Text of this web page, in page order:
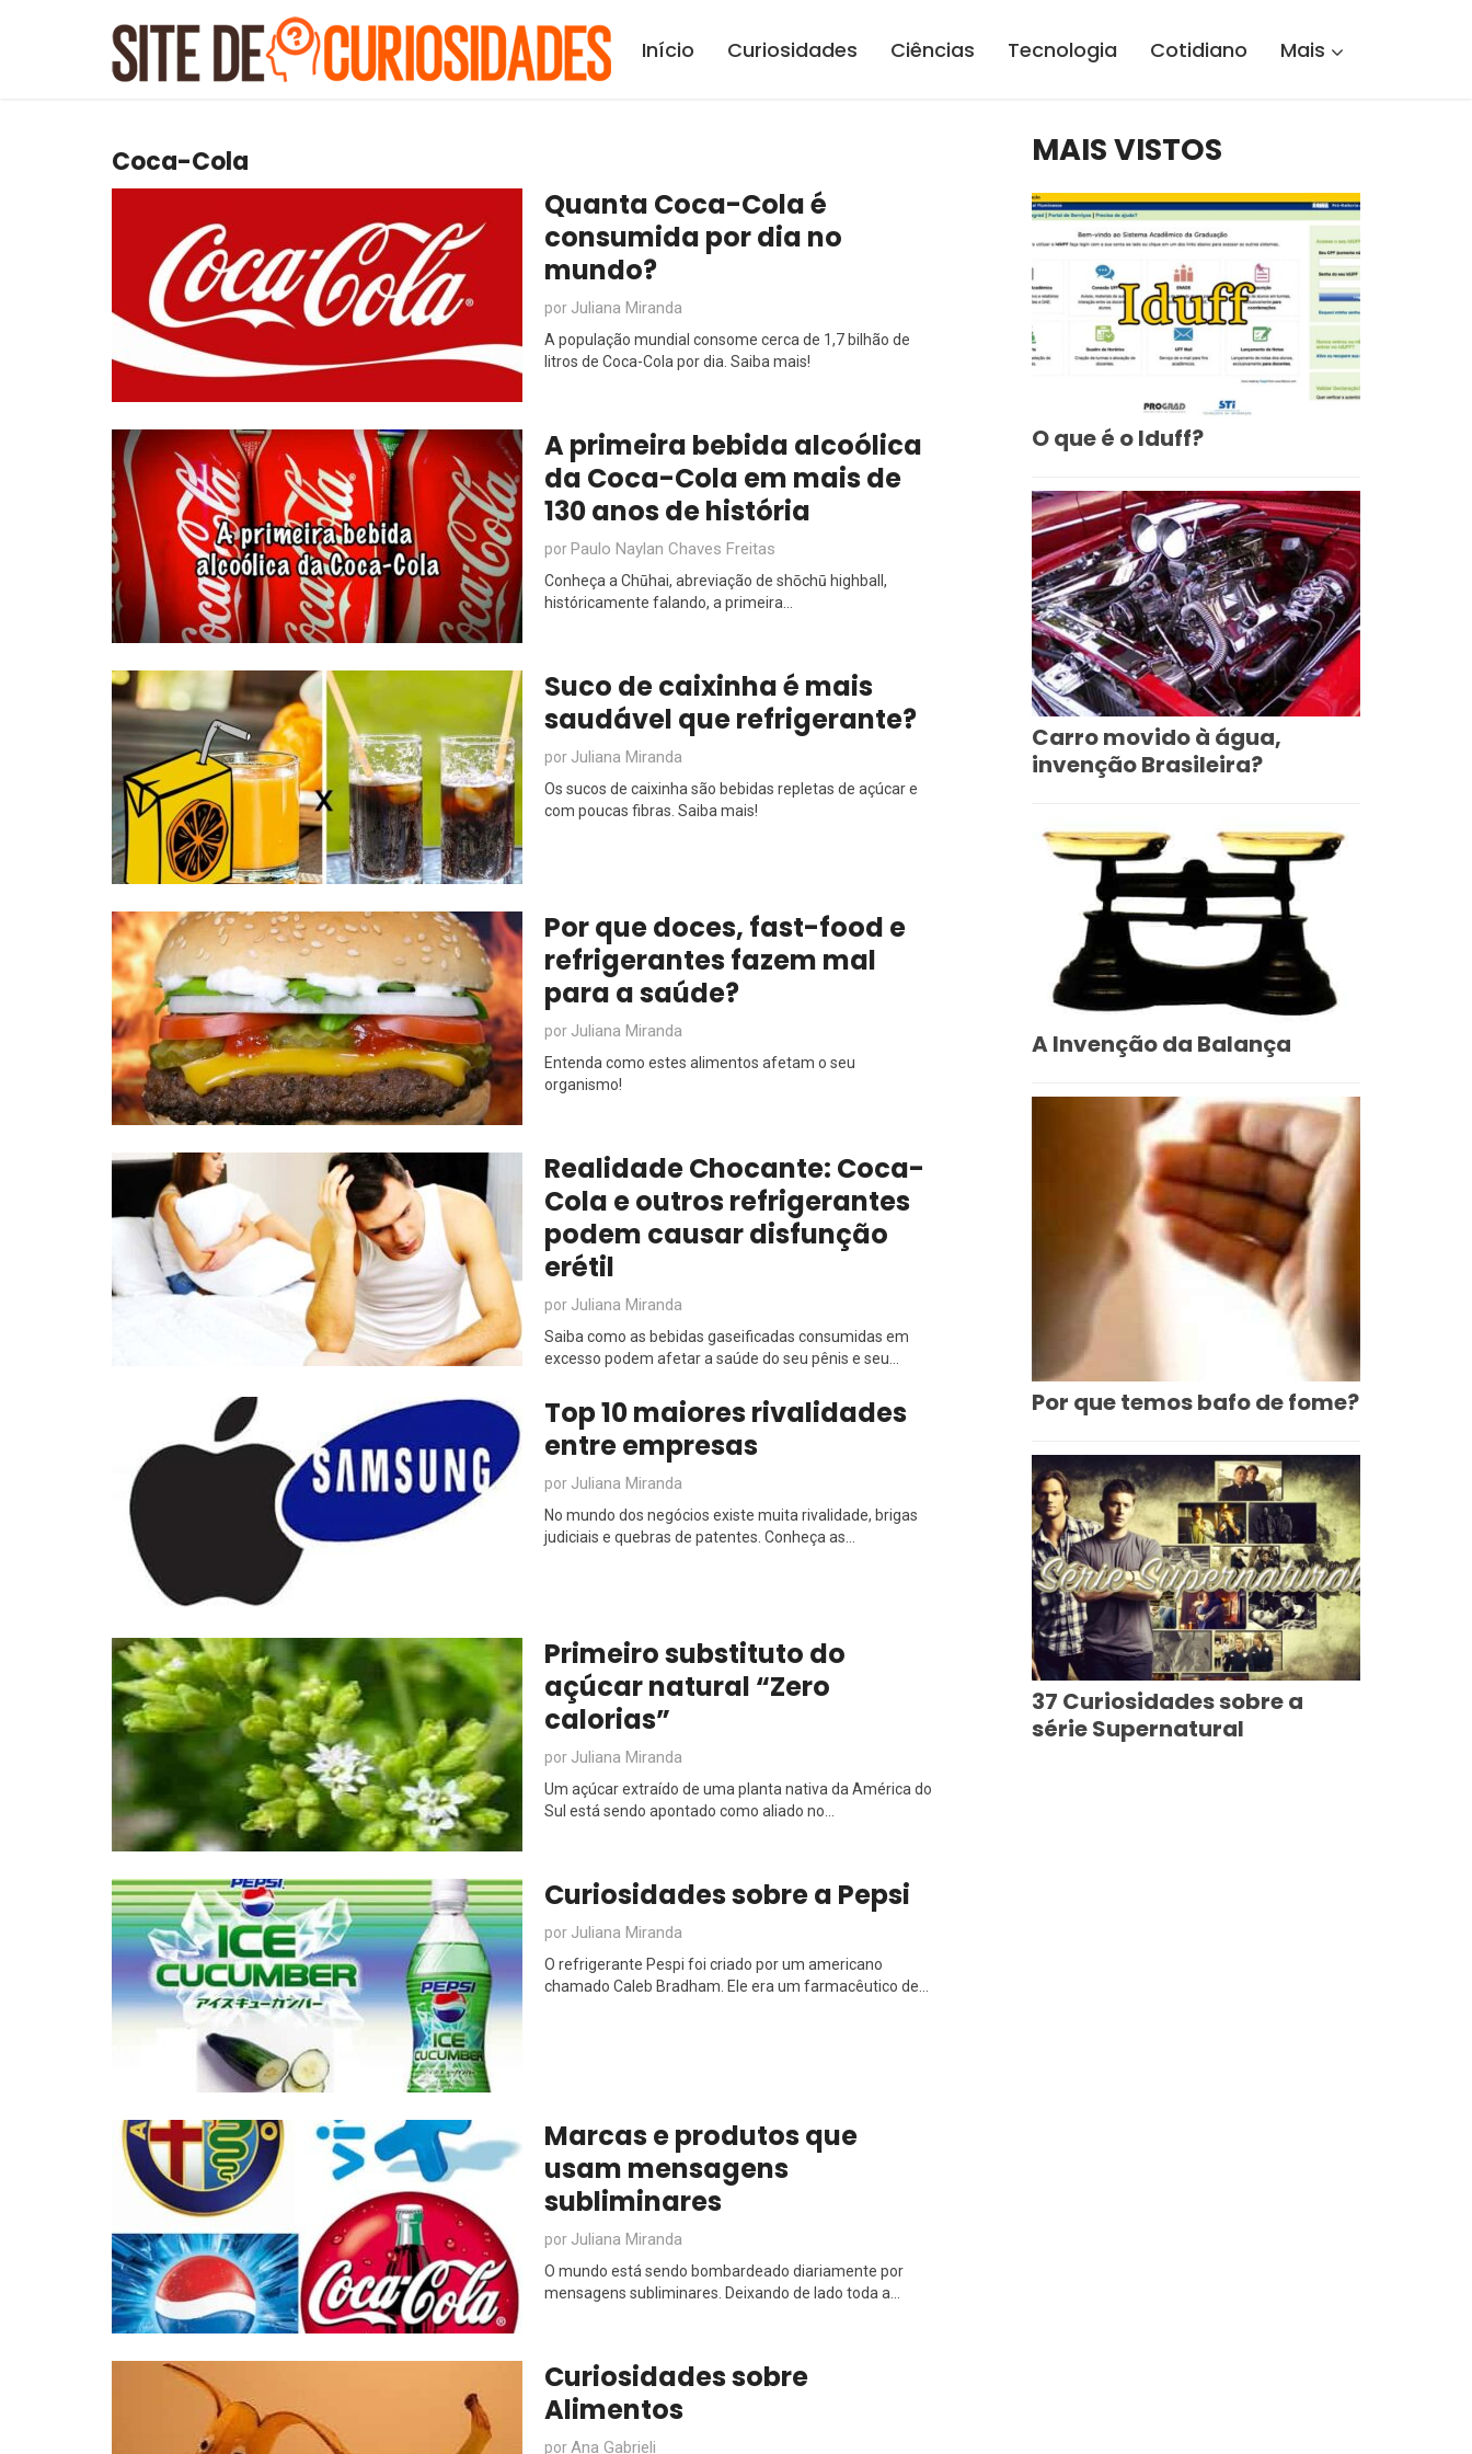
Início Curiosidades Ciências Tecnologia Cotidiano Mais
Coca-Cola
Quanta Coca-Cola é
consumida por dia no
mundo?
por Juliana Miranda
A população mundial consome cerca de 1,7 bilhão de
litros de Coca-Cola por dia. Saiba mais!
A primeira bebida alcoólica
da Coca-Cola em mais de
130 anos de história
porPaulo Naylan Chaves Freitas
Conheça a Chūhai, abreviação de shōchū highball,
históricamente falando, a primeira...
Suco de caixinha é mais
saudável que refrigerante?
por Juliana Miranda
Os sucos de caixinha são bebidas repletas de açúcar e
com poucas fibras. Saiba mais!
Por que doces, fast-food e
refrigerantes fazem mal
para a saúde?
por Juliana Miranda
Entenda como estes alimentos afetam o seu
organismo!
Realidade Chocante: Coca-
Cola e outros refrigerantes
podem causar disfunção
erétil
por Juliana Miranda
Saiba como as bebidas gaseificadas consumidas em
excesso podem afetar a saúde do seu pênis e seu...
Top 10 maiores rivalidades
entre empresas
por Juliana Miranda
No mundo dos negócios existe muita rivalidade, brigas
judiciais e quebras de patentes. Conheça as...
Primeiro substituto do
açúcar natural “Zero
calorias”
por Juliana Miranda
Um açúcar extraído de uma planta nativa da América do
Sul está sendo apontado como aliado no...
Curiosidades sobre a Pepsi
por Juliana Miranda
O refrigerante Pespi foi criado por um americano
chamado Caleb Bradham. Ele era um farmacêutico de...
Marcas e produtos que
usam mensagens
subliminares
por Juliana Miranda
O mundo está sendo bombardeado diariamente por
mensagens subliminares. Deixando de lado toda a...
Curiosidades sobre
Alimentos
porAna Gabrieli
MAIS VISTOS
O que é o Iduff?
Carro movido à água,
invenção Brasileira?
A Invenção da Balança
Por que temos bafo de fome?
37 Curiosidades sobre a
série Supernatural